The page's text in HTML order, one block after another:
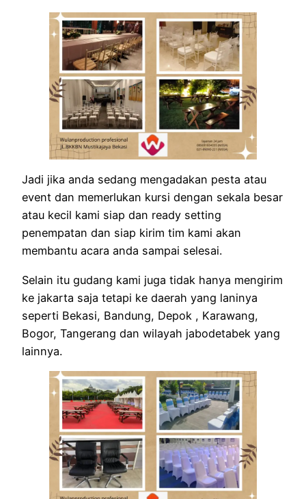
Jadi jika anda sedang mengadakan pesta atau
event dan memerlukan kursi dengan sekala besar
atau kecil kami siap dan ready setting
penempatan dan siap kirim tim kami akan
membantu acara anda sampai selesai.
Selain itu gudang kami juga tidak hanya mengirim
ke jakarta saja tetapi ke daerah yang laninya
seperti Bekasi, Bandung, Depok , Karawang,
Bogor, Tangerang dan wilayah jabodetabek yang
lainnya.